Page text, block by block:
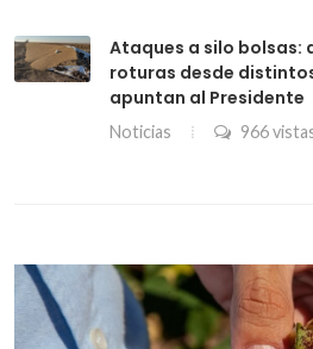
Ataques a silo bolsas:
roturas desde
apuntan al Presidente
Noticias 966